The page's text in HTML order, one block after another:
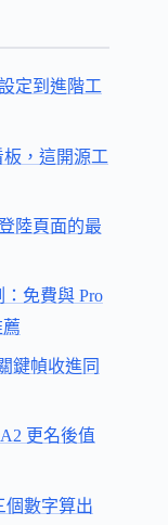
定到進階工
板，這開源工
陸頁面的最
：免費與 Pro
鍵幀收進同
A2 更名後值
個數字算出